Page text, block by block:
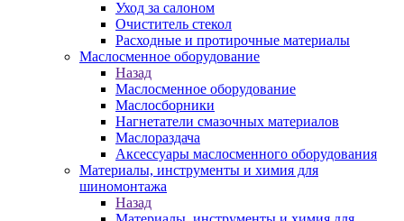
Уход за салоном
Очиститель стекол
Расходные и протирочные материалы
Маслосменное оборудование
Назад
Маслосменное оборудование
Маслосборники
Нагнетатели смазочных материалов
Маслораздача
Аксессуары маслосменного оборудования
Материалы, инструменты и химия для
шиномонтажа
Назад